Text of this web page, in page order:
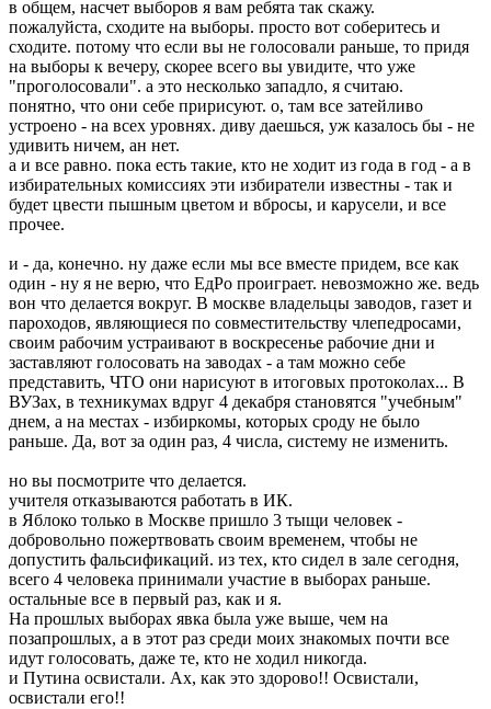
в общем, насчет выборов я вам ребята так скажу.
пожалуйста, сходите на выборы. просто вот соберитесь и
сходите. потому что если вы не голосовали раньше, то придя
на выборы к вечеру, скорее всего вы увидите, что уже
"проголосовали". а это несколько западло, я считаю.
понятно, что они себе пририсуют. о, там все затейливо
устроено - на всех уровнях. диву даешься, уж казалось бы - не
удивить ничем, ан нет.
а и все равно. пока есть такие, кто не ходит из года в год - а в
избирательных комиссиях эти избиратели известны - так и
будет цвести пышным цветом и вбросы, и карусели, и все
прочее.
и - да, конечно. ну даже если мы все вместе придем, все как
один - ну я не верю, что ЕдРо проиграет. невозможно же. ведь
вон что делается вокруг. В москве владельцы заводов, газет и
пароходов, являющиеся по совместительству члепедросами,
своим рабочим устраивают в воскресенье рабочие дни и
заставляют голосовать на заводах - а там можно себе
представить, ЧТО они нарисуют в итоговых протоколах... В
ВУЗах, в техникумах вдруг 4 декабря становятся "учебным"
днем, а на местах - избиркомы, которых сроду не было
раньше. Да, вот за один раз, 4 числа, систему не изменить.
но вы посмотрите что делается.
учителя отказываются работать в ИК.
в Яблоко только в Москве пришло 3 тыщи человек -
добровольно пожертвовать своим временем, чтобы не
допустить фальсификаций. из тех, кто сидел в зале сегодня,
всего 4 человека принимали участие в выборах раньше.
остальные все в первый раз, как и я.
На прошлых выборах явка была уже выше, чем на
позапрошлых, а в этот раз среди моих знакомых почти все
идут голосовать, даже те, кто не ходил никогда.
и Путина освистали. Ах, как это здорово!! Освистали,
освистали его!!